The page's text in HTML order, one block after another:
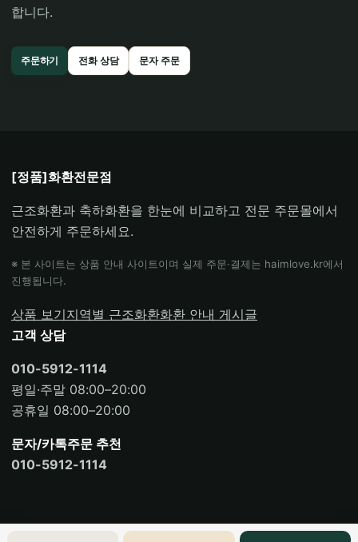
합니다.
주문하기 전화 상담 문자 주문
[정품]화환전문점
근조화환과 축하화환을 한눈에 비교하고 전문 주문몰에서
안전하게 주문하세요.
※ 본 사이트는 상품 안내 사이트이며 실제 주문·결제는 haimlove.kr에서
진행됩니다.
상품 보기지역별 근조화환화환 안내 게시글
고객 상담
010-5912-1114
평일·주말 08:00–20:00
공휴일 08:00–20:00
문자/카톡주문 추천
010-5912-1114